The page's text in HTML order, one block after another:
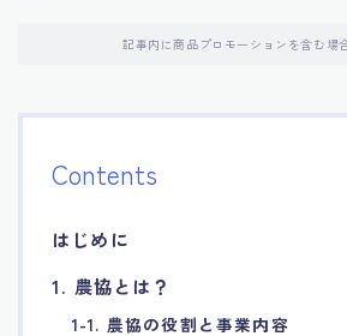
4.キャリア目標設定の方法
5.キャリアチェンジの体験談
6.専門家からのアドバイス集
7.エージェント面談のポイント
8.非公開求人の魅力
記事内に商品プロモーションを含む場
Contents
はじめに
1. 農協とは？
1-1. 農協の役割と事業内容